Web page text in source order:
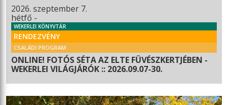
2026. szeptember 7.
hétfő -
WEKERLEI KÖNYVTÁR
RENDEZVÉNY
CSALÁDI PROGRAM
ONLINE! FOTÓS SÉTA AZ ELTE FÜVÉSZKERTJÉBEN -
WEKERLEI VILÁGJÁRÓK :: 2026.09.07-30.